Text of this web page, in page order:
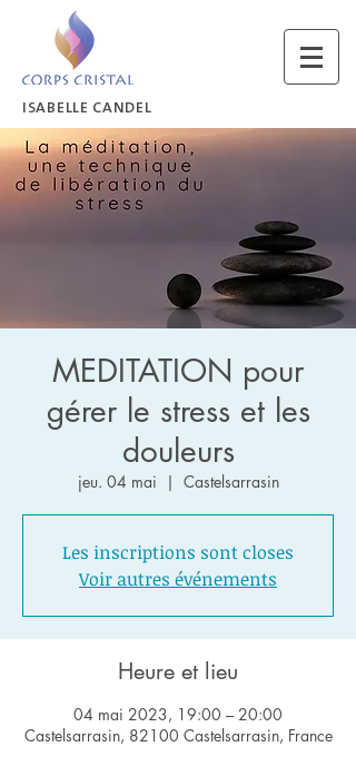
ISABELLE CANDEL
MEDITATION pour
gérer le stress et les
douleurs
jeu. 04 mai
  |
Castelsarrasin
Les inscriptions sont closes
Voir autres événements
Heure et lieu
04 mai 2023, 19:00 – 20:00
Castelsarrasin, 82100 Castelsarrasin, France